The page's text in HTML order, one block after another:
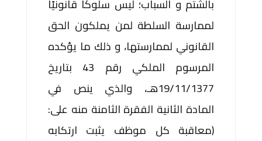
بالشتم و السباب؛ ليس سلوكًا قانونيًا
لممارسة السلطة لمن يملكون الحق
القانوني لممارستها، و ذلك ما يؤكده
المرسوم الملكي رقم 43 بتاريخ
19/11/1377هـ، والذي ينص في
المادة الثانية الفقرة الثامنة منه على:
(معاقبة كل موظف يثبت ارتكابه